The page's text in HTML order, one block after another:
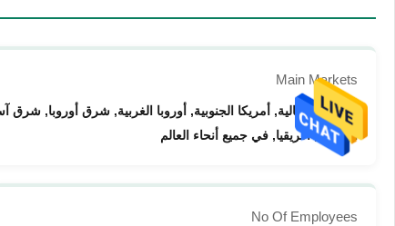
Main Markets
امريكا الشمالية, أمريكا الجنوبية, أوروبا الغربية, شرق أوروبا,
الأوسط, أفريقيا, في جميع أنحاء العالم
No Of Employees